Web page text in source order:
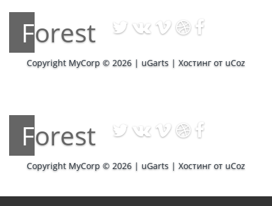
Forest
Copyright MyCorp © 2026 | uGarts | Хостинг от uCoz
Forest
Copyright MyCorp © 2026 | uGarts | Хостинг от uCoz